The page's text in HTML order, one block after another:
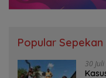
Popular Sepekan
30